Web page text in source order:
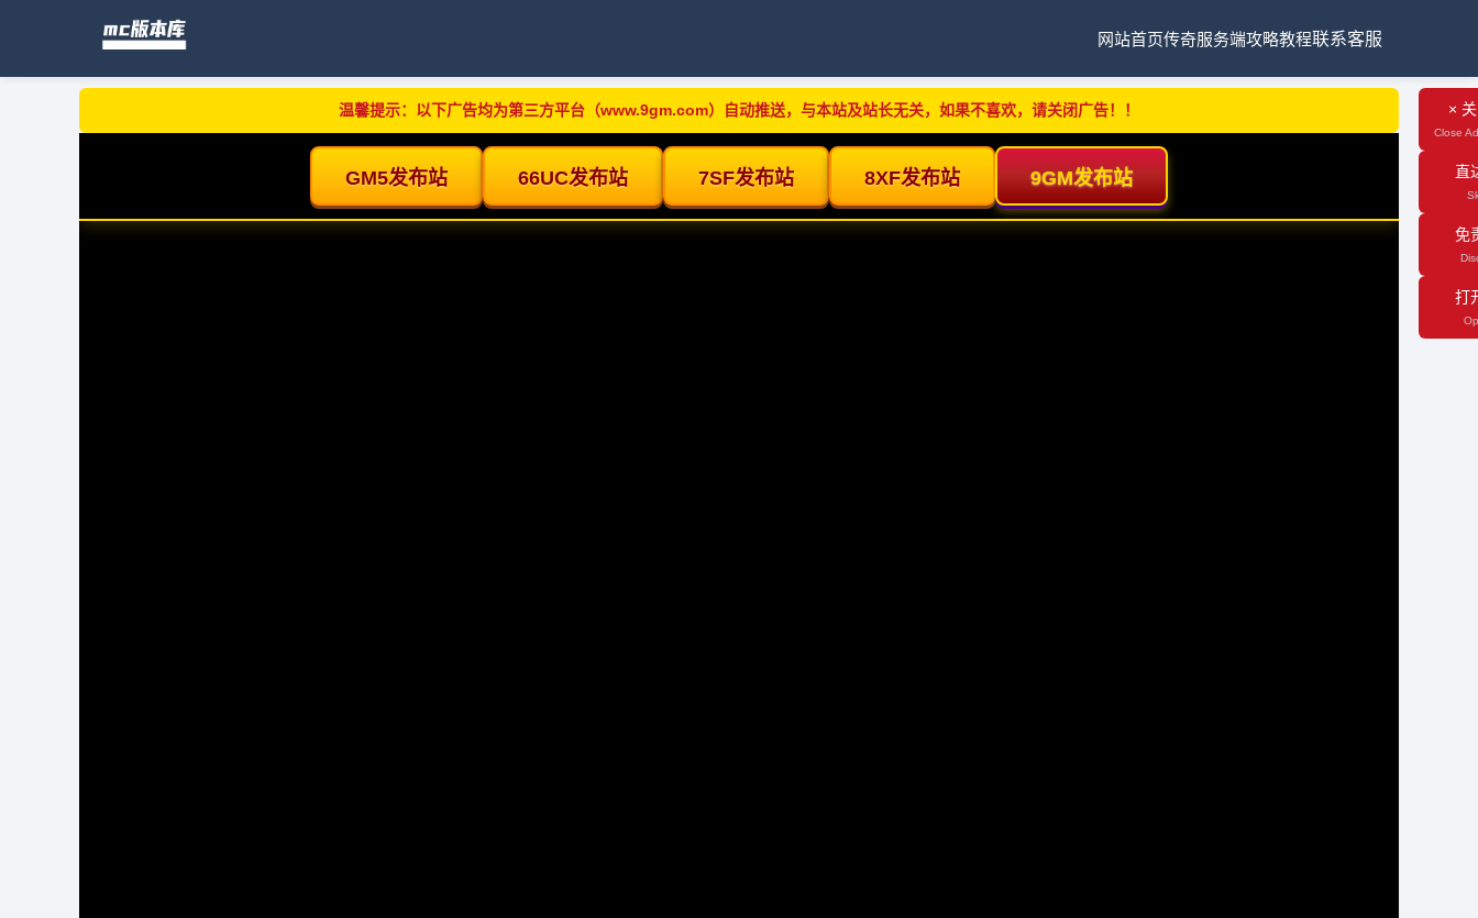
网站首页传奇服务端攻略教程联系客服
温馨提示：以下广告均为第三方平台（www.9gm.com）自动推送，与本站及站长无关，如果不喜欢，请关闭广告！！ ×
Close
直
免
打